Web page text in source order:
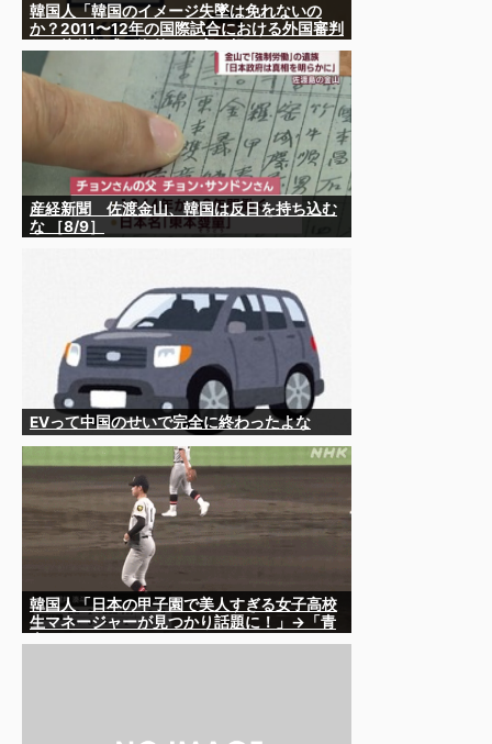
韓国人「韓国のイメージ失墜は免れないの
か？2011〜12年の国際試合における外国審判
産経新聞 佐渡金山、韓国は反日を持ち込む
な ［8/9］
EVって中国のせいで完全に終わったよな
韓国人「日本の甲子園で美人すぎる女子高校
生マネージャーが見つかり話題に！」→「青